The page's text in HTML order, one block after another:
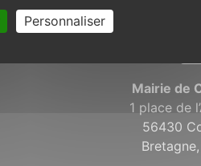
Mairie de
1 place de
56430
Bretagne,
Personnaliser